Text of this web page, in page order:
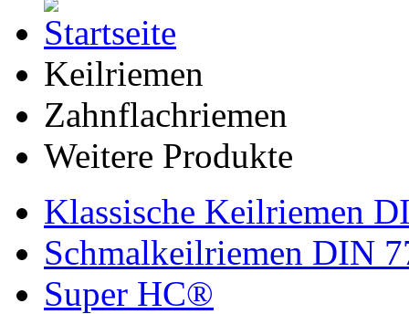
Keilriemen
Zahnflachriemen
Weitere Produkte
Klassische Keilriemen
Schmalkeilriemen DIN
Super HC®